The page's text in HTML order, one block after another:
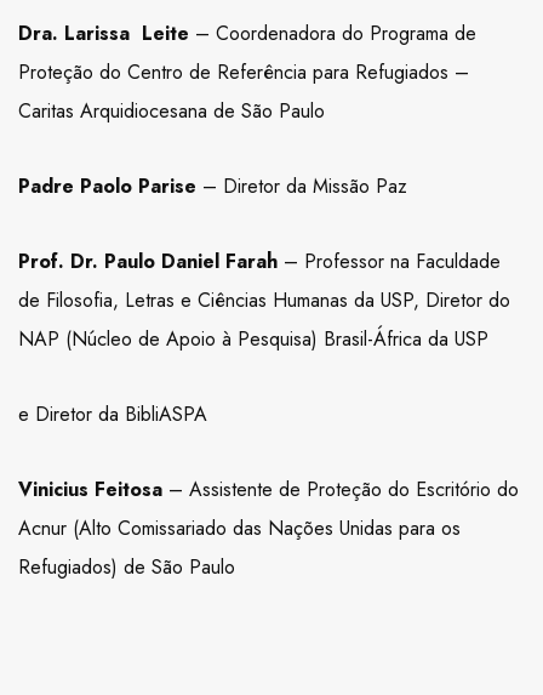
Dra. Larissa Leite – Coordenadora do Programa de
Proteção do Centro de Referência para Refugiados –
Caritas Arquidiocesana de São Paulo
Padre Paolo Parise – Diretor da Missão Paz
Prof. Dr. Paulo Daniel Farah – Professor na Faculdade
de Filosofia, Letras e Ciências Humanas da USP, Diretor do
NAP (Núcleo de Apoio à Pesquisa) Brasil-África da USP
e Diretor da BibliASPA
Vinicius Feitosa – Assistente de Proteção do Escritório do
Acnur (Alto Comissariado das Nações Unidas para os
Refugiados) de São Paulo